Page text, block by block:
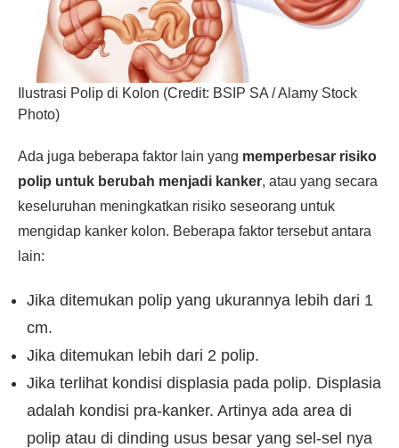
Ilustrasi Polip di Kolon (Credit: BSIP SA / Alamy Stock
Photo)
Ada juga beberapa faktor lain yang memperbesar risiko
polip untuk berubah menjadi kanker, atau yang secara
keseluruhan meningkatkan risiko seseorang untuk
mengidap kanker kolon. Beberapa faktor tersebut antara
lain:
Jika ditemukan polip yang ukurannya lebih dari 1
cm.
Jika ditemukan lebih dari 2 polip.
Jika terlihat kondisi displasia pada polip. Displasia
adalah kondisi pra-kanker. Artinya ada area di
polip atau di dinding usus besar yang sel-sel nya